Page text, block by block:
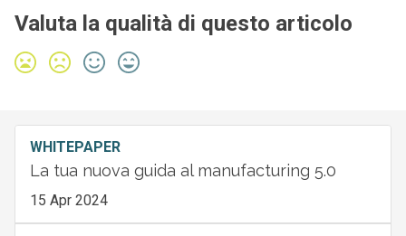
Valuta la qualità di questo articolo
WHITEPAPER
La tua nuova guida al manufacturing 5.0
15 Apr 2024